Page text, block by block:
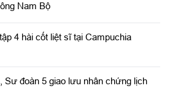
Nam Bộ
4 hài cốt liệt sĩ tại Campuchia
Sư đoàn 5 giao lưu nhân chứng lịch